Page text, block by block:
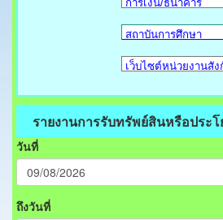
รายงานการรับทรัพย์สินหรือประ
วันที่
ถึงวันที่